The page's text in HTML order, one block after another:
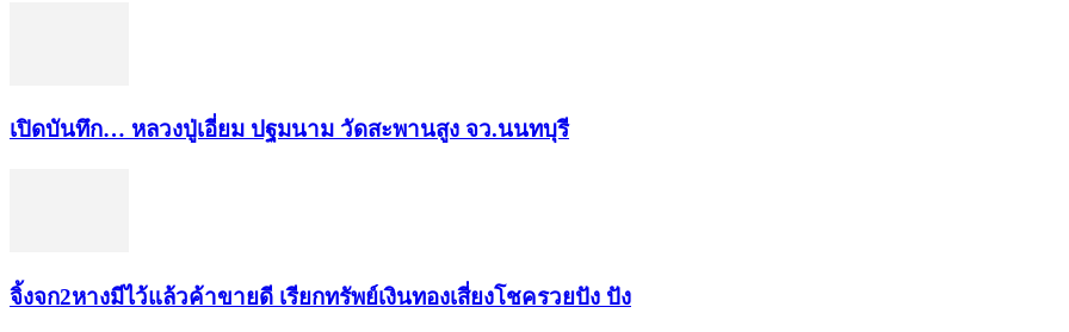
เปิดบันทึก… หลวงปู่เอี่ยม ​ปฐม​นาม​ วัดสะพานสูง​ จว.นนทบุรี
จิ้งจก​2​หาง​มีไว้แล้ว​ค้าขาย​ดี​ เรียก​ทรัพย์เงินทอง​เสี่ยงโชค​รวยปัง​ ปัง​